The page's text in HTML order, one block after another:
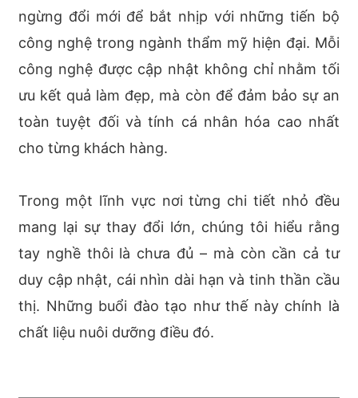
ngừng đổi mới để bắt nhịp với những tiến bộ
công nghệ trong ngành thẩm mỹ hiện đại. Mỗi
công nghệ được cập nhật không chỉ nhằm tối
ưu kết quả làm đẹp, mà còn để đảm bảo sự an
toàn tuyệt đối và tính cá nhân hóa cao nhất
cho từng khách hàng.
Trong một lĩnh vực nơi từng chi tiết nhỏ đều
mang lại sự thay đổi lớn, chúng tôi hiểu rằng
tay nghề thôi là chưa đủ – mà còn cần cả tư
duy cập nhật, cái nhìn dài hạn và tinh thần cầu
thị. Những buổi đào tạo như thế này chính là
chất liệu nuôi dưỡng điều đó.